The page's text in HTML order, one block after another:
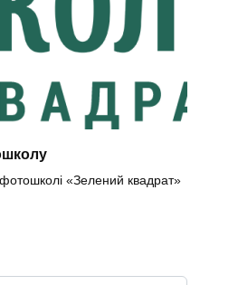
«Зелений квадрат»